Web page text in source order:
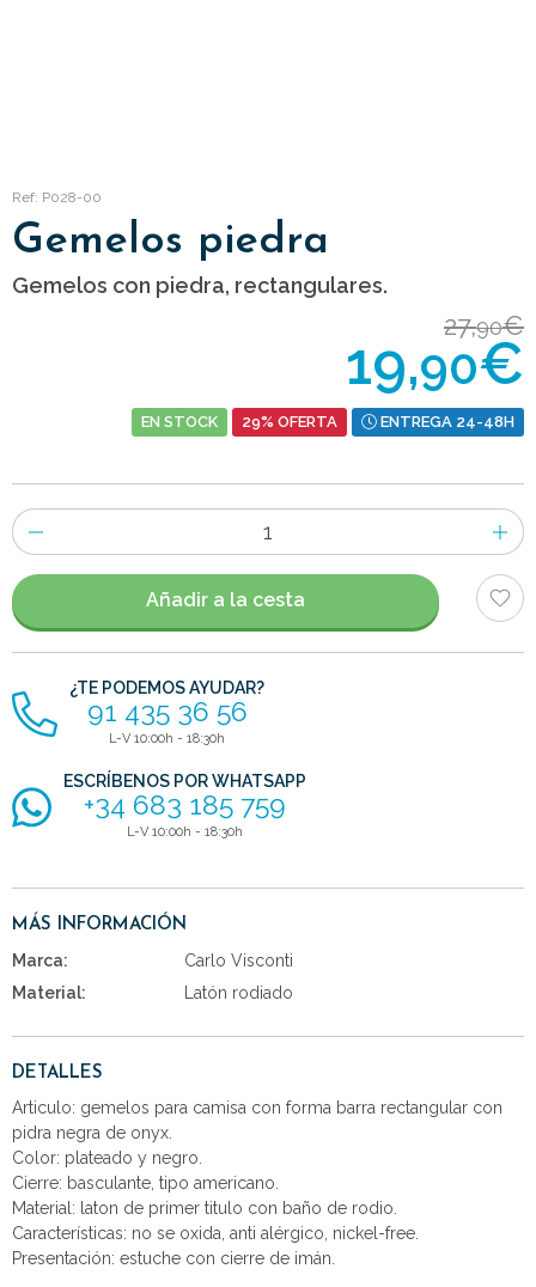
Ref: P028-00
Gemelos piedra
Gemelos con piedra, rectangulares.
27,90€
19,90€
EN STOCK 29% OFERTA ENTREGA 24-48H
Número
de
artículos
Añadir a la cesta
¿TE PODEMOS AYUDAR?
91 435 36 56
L-V 10:00h - 18:30h
ESCRÍBENOS POR WHATSAPP
+34 683 185 759
L-V 10:00h - 18:30h
MÁS INFORMACIÓN
Marca:
Carlo Visconti
Material:
Latón rodiado
DETALLES
Articulo: gemelos para camisa con forma barra rectangular con
pidra negra de onyx.
Color: plateado y negro.
Cierre: basculante, tipo americano.
Material: laton de primer titulo con baño de rodio.
Características: no se oxida, anti alérgico, nickel-free.
Presentación: estuche con cierre de imán.